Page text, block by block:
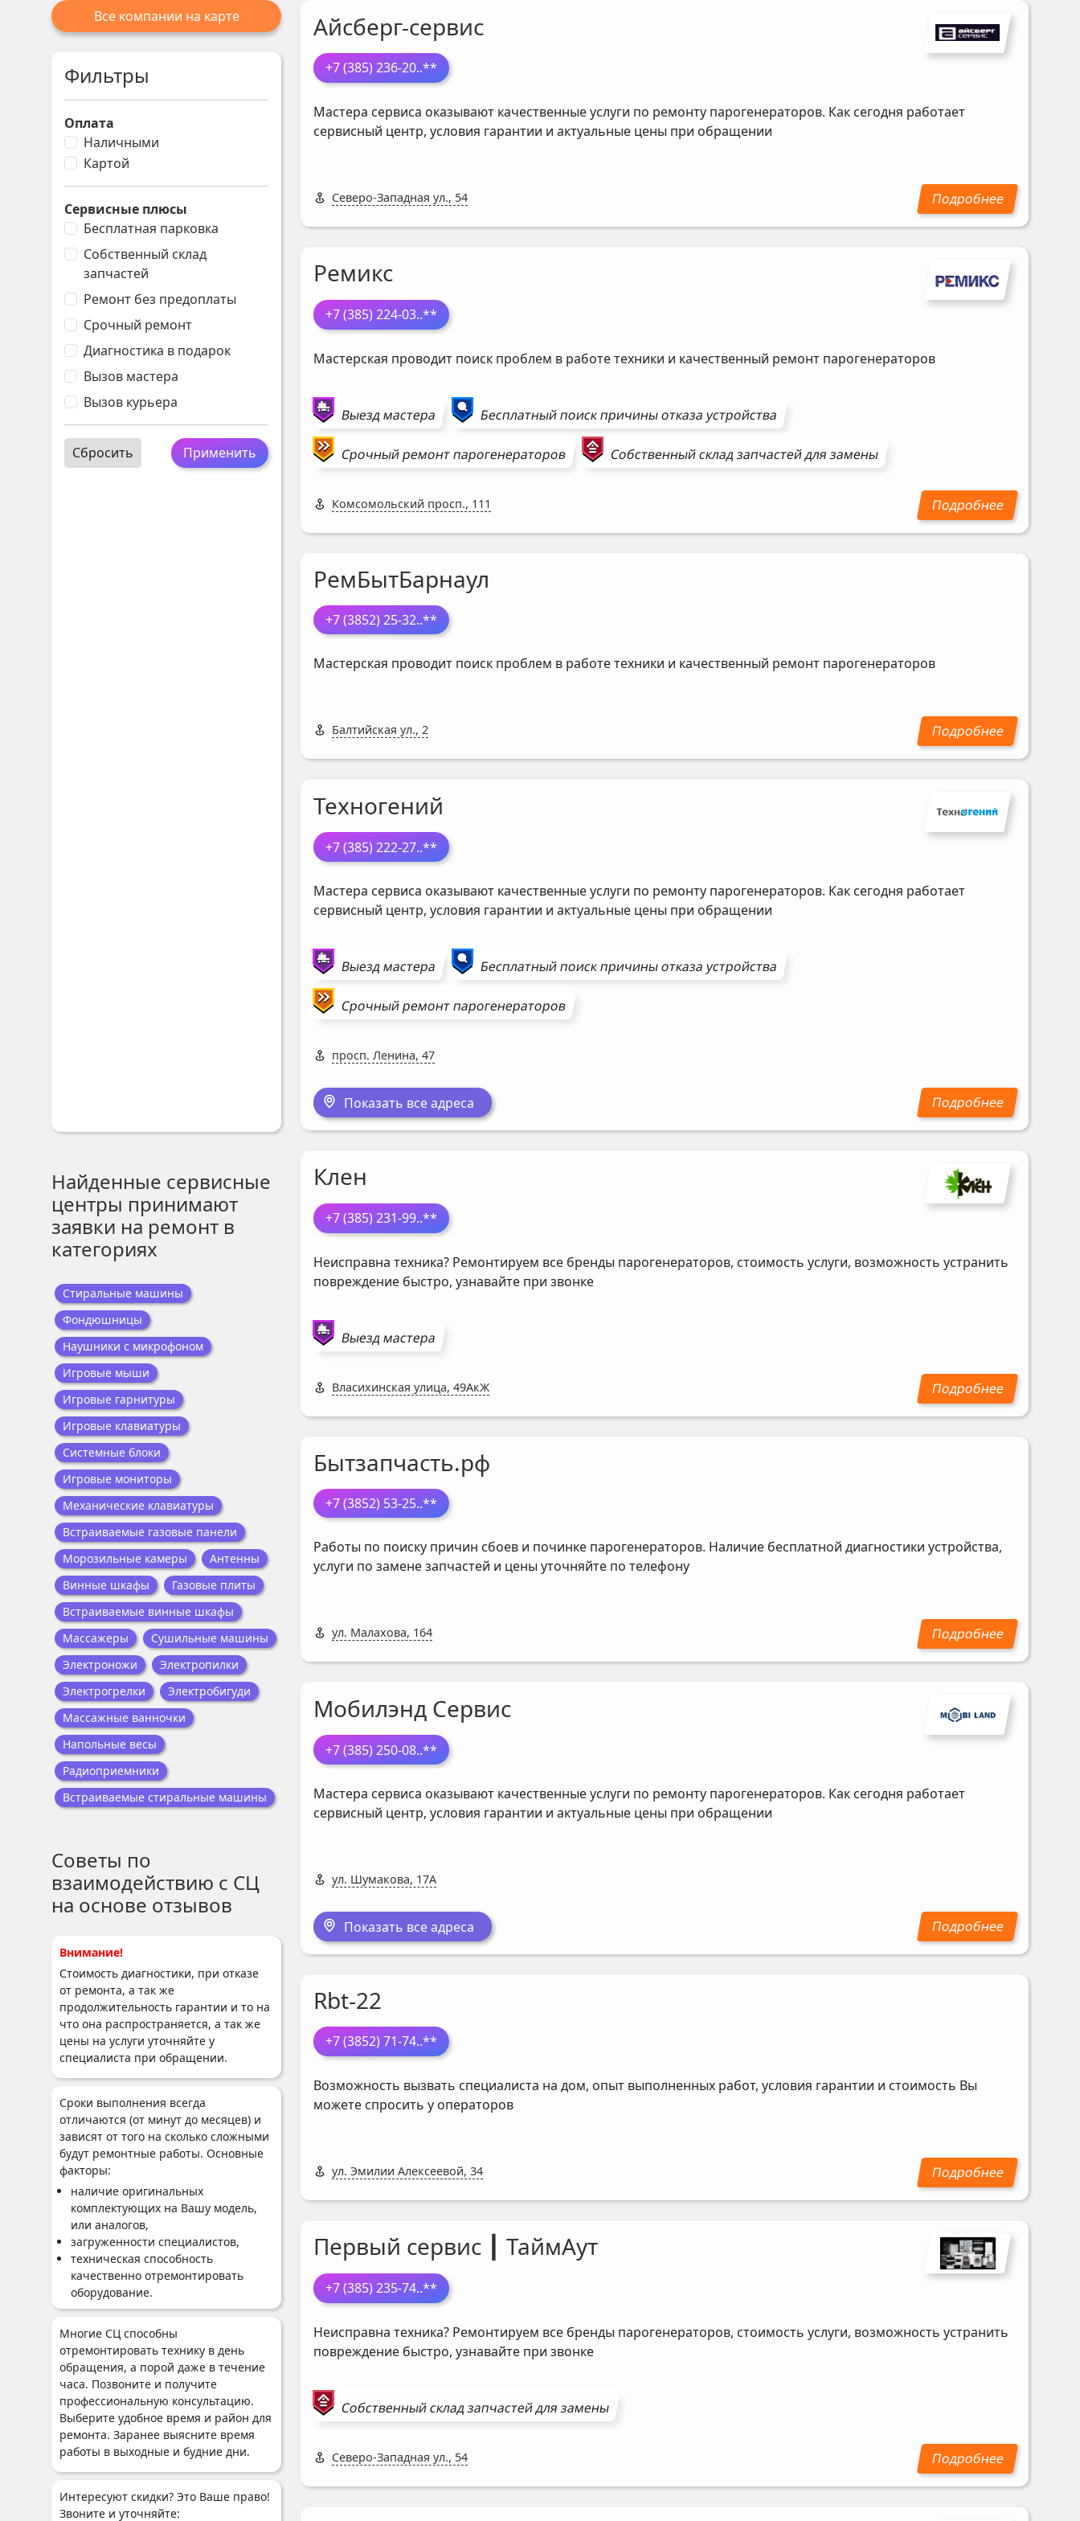
Все компании на карте
Фильтры
Оплата
Наличными
Картой
Сервисные плюсы
Бесплатная парковка
Собственный склад
запчастей
Ремонт без предоплаты
Срочный ремонт
Диагностика в подарок
Вызов мастера
Вызов курьера
Применить
Сбросить
Найденные сервисные
центры принимают
заявки на ремонт в
категориях
Стиральные машины
Фондюшницы
Наушники с микрофоном
Игровые мыши
Игровые гарнитуры
Игровые клавиатуры
Системные блоки
Игровые мониторы
Механические клавиатуры
Встраиваемые газовые панели
Морозильные камеры
Антенны
Винные шкафы
Газовые плиты
Встраиваемые винные шкафы
Массажеры
Сушильные машины
Электроножи
Электропилки
Электрогрелки
Электробигуди
Массажные ванночки
Напольные весы
Радиоприемники
Встраиваемые стиральные машины
Советы по
взаимодействию с СЦ
на основе отзывов
Внимание!
Стоимость диагностики, при отказе
от ремонта, а так же
продолжительность гарантии и то на
что она распространяется, а так же
цены на услуги уточняйте у
специалиста при обращении.
Сроки выполнения всегда
отличаются (от минут до месяцев) и
зависят от того на сколько сложными
будут ремонтные работы. Основные
факторы:
наличие оригинальных
комплектующих на Вашу модель,
или аналогов,
загруженности специалистов,
техническая способность
качественно отремонтировать
оборудование.
Многие СЦ способны
отремонтировать технику в день
обращения, а порой даже в течение
часа. Позвоните и получите
профессиональную консультацию.
Выберите удобное время и район для
ремонта. Заранее выясните время
работы в выходные и будние дни.
Интересуют скидки? Это Ваше право!
Звоните и уточняйте:
Айсберг-сервис
+7 (385) 236-20..**
Мастера сервиса оказывают качественные услуги по ремонту парогенераторов. Как сегодня работает
сервисный центр, условия гарантии и актуальные цены при обращении
Северо-Западная ул., 54
Ремикс
+7 (385) 224-03..**
Мастерская проводит поиск проблем в работе техники и качественный ремонт парогенераторов
Выезд мастера Бесплатный поиск причины отказа устройства
Срочный ремонтпарогенераторов Собственный склад запчастей для замены
Комсомольский просп., 111
РемБытБарнаул
+7 (3852) 25-32..**
Мастерская проводит поиск проблем в работе техники и качественный ремонт парогенераторов
Балтийская ул., 2
Техногений
+7 (385) 222-27..**
Мастера сервиса оказывают качественные услуги по ремонту парогенераторов. Как сегодня работает
сервисный центр, условия гарантии и актуальные цены при обращении
Выезд мастера Бесплатный поиск причины отказа устройства
Срочный ремонтпарогенераторов
просп. Ленина, 47
Показать все адреса
Клен
+7 (385) 231-99..**
Неисправна техника? Ремонтируем все бренды парогенераторов, стоимость услуги, возможность устранить
повреждение быстро, узнавайте при звонке
Выезд мастера
Власихинская улица, 49АкЖ
Бытзапчасть.рф
+7 (3852) 53-25..**
Работы по поиску причин сбоев и починке парогенераторов. Наличие бесплатной диагностики устройства,
услуги по замене запчастей и цены уточняйте по телефону
ул. Малахова, 164
Мобилэнд Сервис
+7 (385) 250-08..**
Мастера сервиса оказывают качественные услуги по ремонту парогенераторов. Как сегодня работает
сервисный центр, условия гарантии и актуальные цены при обращении
ул. Шумакова, 17А
Показать все адреса
Rbt-22
+7 (3852) 71-74..**
Возможность вызвать специалиста на дом, опыт выполненных работ, условия гарантии и стоимость Вы
можете спросить у операторов
ул. Эмилии Алексеевой, 34
Первый сервис ┃ ТаймАут
+7 (385) 235-74..**
Неисправна техника? Ремонтируем все бренды парогенераторов, стоимость услуги, возможность устранить
повреждение быстро, узнавайте при звонке
Собственный склад запчастей для замены
Северо-Западная ул., 54